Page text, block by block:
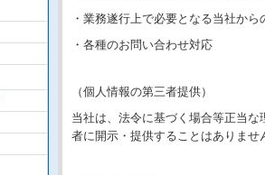
・業務遂行上で必要となる当社か
・各種のお問い合わせ対応
（個人情報の第三者提供）
当社は、法令に基づく場合等正当
者に開示・提供することはありませ